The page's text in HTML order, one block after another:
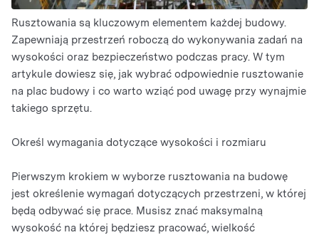
Rusztowania są kluczowym elementem każdej budowy.
Zapewniają przestrzeń roboczą do wykonywania zadań na
wysokości oraz bezpieczeństwo podczas pracy. W tym
artykule dowiesz się, jak wybrać odpowiednie rusztowanie
na plac budowy i co warto wziąć pod uwagę przy wynajmie
takiego sprzętu.
Określ wymagania dotyczące wysokości i rozmiaru
Pierwszym krokiem w wyborze rusztowania na budowę
jest określenie wymagań dotyczących przestrzeni, w której
będą odbywać się prace. Musisz znać maksymalną
wysokość na której będziesz pracować, wielkość